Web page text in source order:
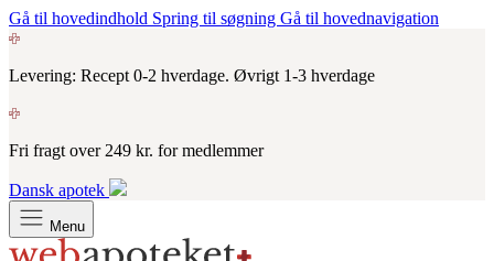
Gå til hovedindhold Spring til søgning Gå til hovednavigation
Levering: Recept 0-2 hverdage. Øvrigt 1-3 hverdage
Fri fragt over 249 kr. for medlemmer
Dansk apotek
Menu